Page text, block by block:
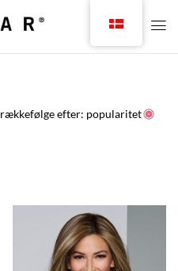
rækkefølge efter: popularitet